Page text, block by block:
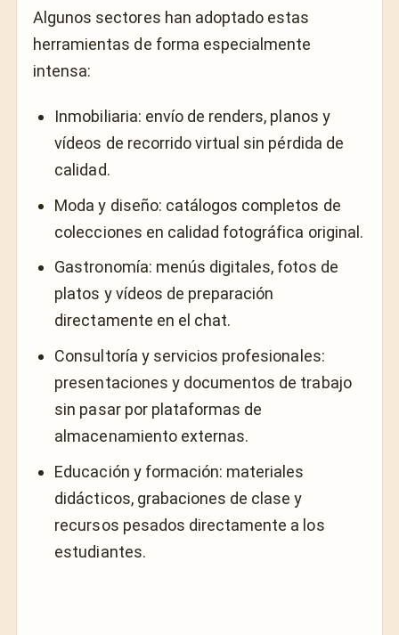
Algunos sectores han adoptado estas
herramientas de forma especialmente
intensa:
Inmobiliaria: envío de renders, planos y
vídeos de recorrido virtual sin pérdida de
calidad.
Moda y diseño: catálogos completos de
colecciones en calidad fotográfica original.
Gastronomía: menús digitales, fotos de
platos y vídeos de preparación
directamente en el chat.
Consultoría y servicios profesionales:
presentaciones y documentos de trabajo
sin pasar por plataformas de
almacenamiento externas.
Educación y formación: materiales
didácticos, grabaciones de clase y
recursos pesados directamente a los
estudiantes.